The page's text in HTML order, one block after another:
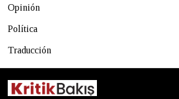
Opinión
Política
Traducción